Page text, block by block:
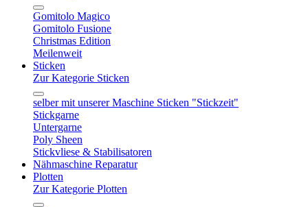
Gomitolo Magico
Gomitolo Fusione
Christmas Edition
Meilenweit
Sticken
Zur Kategorie Sticken
selber mit unserer Maschine Sticken "Stickzeit"
Stickgarne
Untergarne
Poly Sheen
Stickvliese & Stabilisatoren
Nähmaschine Reparatur
Plotten
Zur Kategorie Plotten